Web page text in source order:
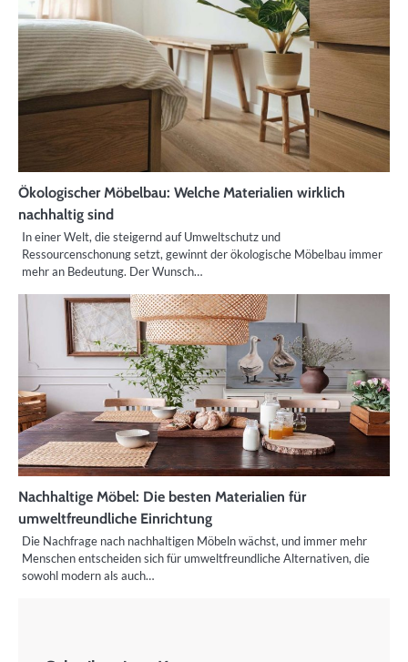
Ökologischer Möbelbau: Welche Materialien wirklich
nachhaltig sind
In einer Welt, die steigernd auf Umweltschutz und
Ressourcenschonung setzt, gewinnt der ökologische Möbelbau immer
mehr an Bedeutung. Der Wunsch…
Nachhaltige Möbel: Die besten Materialien für
umweltfreundliche Einrichtung
Die Nachfrage nach nachhaltigen Möbeln wächst, und immer mehr
Menschen entscheiden sich für umweltfreundliche Alternativen, die
sowohl modern als auch…